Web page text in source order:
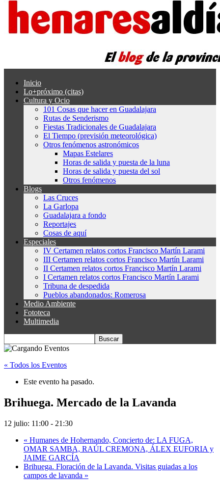
Inicio
Lo+próximo (citas)
Cultura y Ocio
101 Cosas que hacer en Guadalajara
Rutas de Senderismo
Fiestas Tradicionales de Guadalajara
El Tiempo (previsión meteorológica)
Otros fenómenos astronómicos
Mapas Estelares
Horas de salida y puesta de la luna
Horas de salida y puesta del sol
Otros fenómenos
Blogs
Las Cruces
La Garlopa
Guadalajara a fondo
Reportajes
Cosas de aquí
Especiales
IV Certamen relatos cortos Francisco Martín Larami
III Certamen relatos cortos Francisco Martín Larami
II Certamen relatos cortos Francisco Martín Larami
I Certamen relatos cortos Francisco Martín Larami
Tribuna de despedida
Pueblos abandonados: Romerosa
Medio Ambiente
Fototeca
Multimedia
« Todos los Eventos
Este evento ha pasado.
Brihuega. Mercado de la Lavanda
12 julio: 11:00 - 21:30
« Humanes de Hohernando, Concierto de: LA FUGA,
OMAR SAMBA, RAÚL CREMONA, ÁLEX EUFORIA y
JAIME GARCÍA
Brihuega. Floración de la Lavanda. Visitas guiadas a los
campos de lavanda »